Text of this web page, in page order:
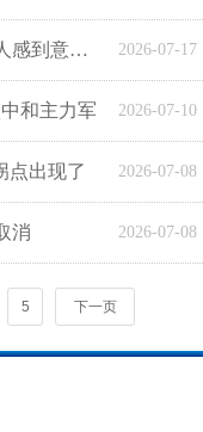
2026-07-17
取消氢能重卡车船税免征，为什么会令人感到意外？
2026-07-10
和主力军
2026-07-08
点出现了
2026-07-08
消
5 下一页